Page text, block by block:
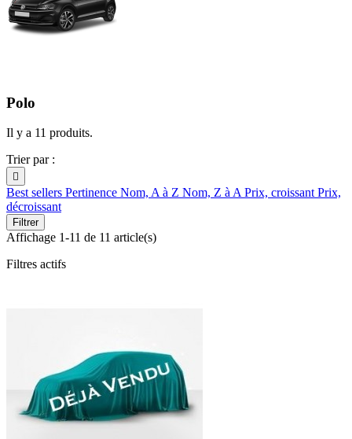
Polo
Il y a 11 produits.
Trier par :

Best sellers Pertinence Nom, A à Z Nom, Z à A Prix, croissant Prix,
décroissant
Filtrer
Affichage 1-11 de 11 article(s)
Filtres actifs